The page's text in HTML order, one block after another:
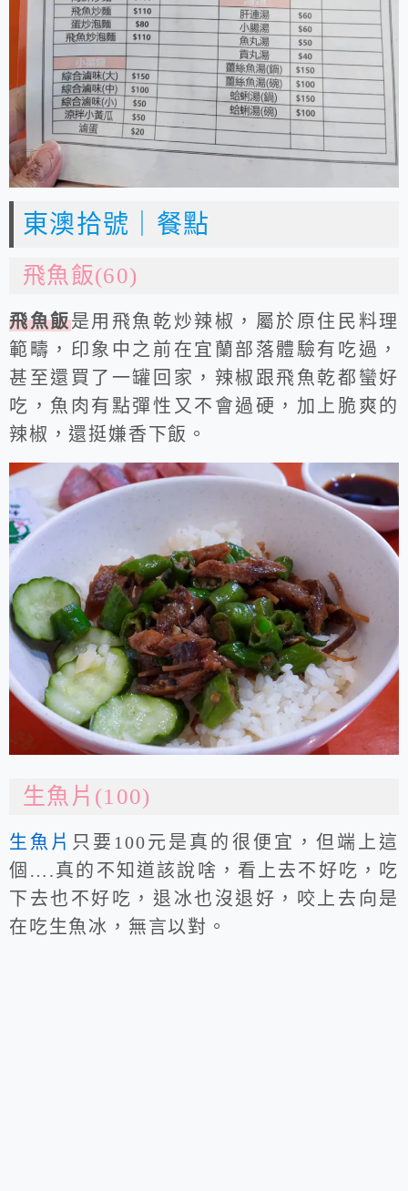
東澳拾號｜餐點
飛魚飯(60)
飛魚飯是用飛魚乾炒辣椒，屬於原住民料理
範疇，印象中之前在宜蘭部落體驗有吃過，
甚至還買了一罐回家，辣椒跟飛魚乾都蠻好
吃，魚肉有點彈性又不會過硬，加上脆爽的
辣椒，還挺嫌香下飯。
生魚片(100)
生魚片 只要100元是真的很便宜，但端上這
個….真的不知道該說啥，看上去不好吃，吃
下去也不好吃，退冰也沒退好，咬上去向是
在吃生魚冰，無言以對。